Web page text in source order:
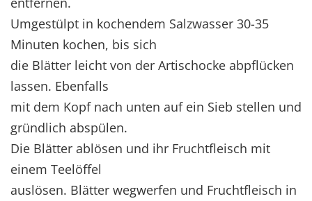
Umgestülpt in kochendem Salzwasser 30-35
Minuten kochen, bis sich
die Blätter leicht von der Artischocke abpflücken
lassen. Ebenfalls
mit dem Kopf nach unten auf ein Sieb stellen und
gründlich abspülen.
Die Blätter ablösen und ihr Fruchtfleisch mit
einem Teelöffel
auslösen. Blätter wegwerfen und Fruchtfleisch in